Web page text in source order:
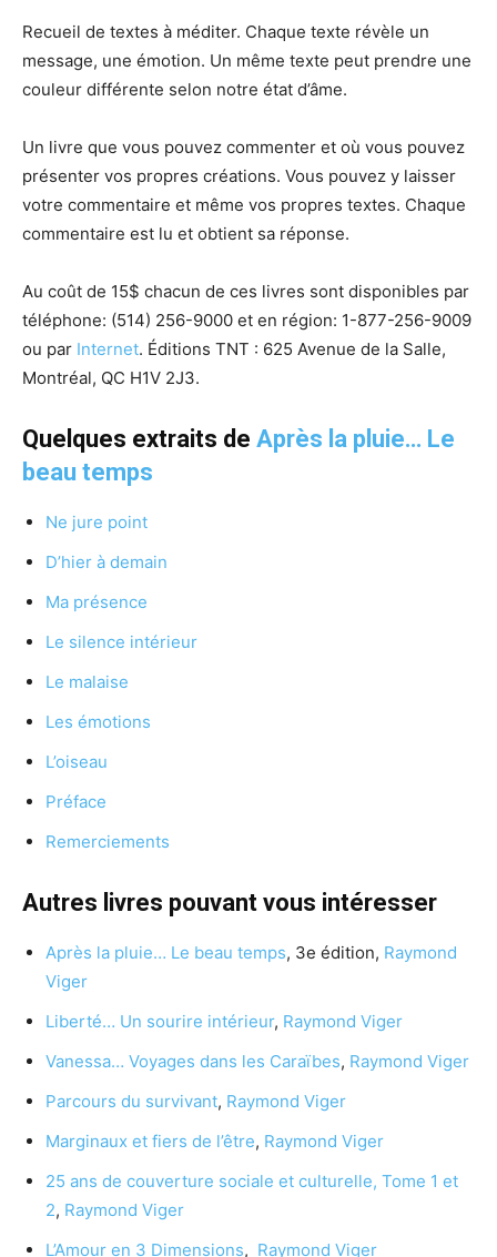
Recueil de textes à méditer. Chaque texte révèle un
message, une émotion. Un même texte peut prendre une
couleur différente selon notre état d’âme.
Un livre que vous pouvez commenter et où vous pouvez
présenter vos propres créations. Vous pouvez y laisser
votre commentaire et même vos propres textes. Chaque
commentaire est lu et obtient sa réponse.
Au coût de 15$ chacun de ces livres sont disponibles par
téléphone: (514) 256-9000 et en région: 1-877-256-9009
ou par Internet. Éditions TNT : 625 Avenue de la Salle,
Montréal, QC H1V 2J3.
Quelques extraits de Après la pluie… Le
beau temps
Ne jure point
D’hier à demain
Ma présence
Le silence intérieur
Le malaise
Les émotions
L’oiseau
Préface
Remerciements
Autres livres pouvant vous intéresser
Après la pluie… Le beau temps, 3e édition, Raymond
Viger
Liberté… Un sourire intérieur, Raymond Viger
Vanessa… Voyages dans les Caraïbes, Raymond Viger
Parcours du survivant, Raymond Viger
Marginaux et fiers de l’être, Raymond Viger
25 ans de couverture sociale et culturelle, Tome 1 et
2, Raymond Viger
L’Amour en 3 Dimensions, Raymond Viger